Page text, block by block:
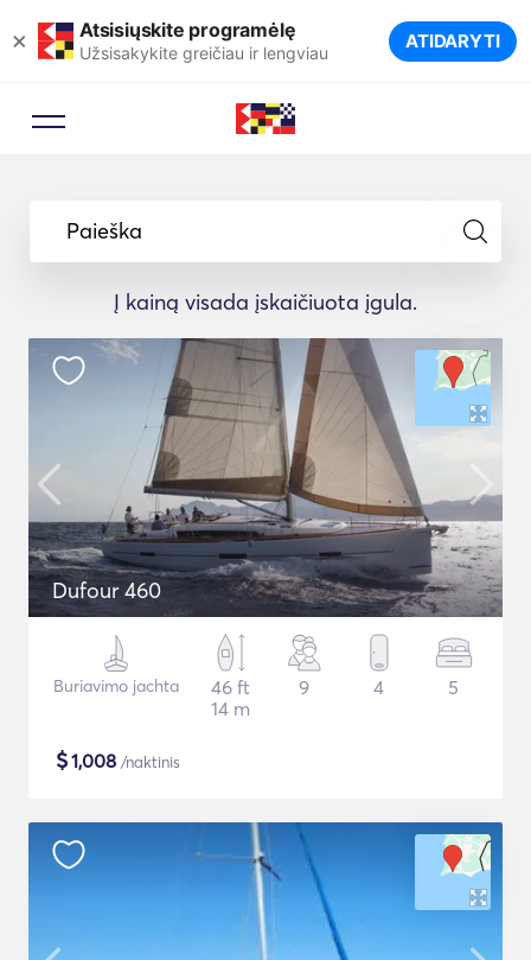
× Atsisiųskite programėlę
Užsisakykite greičiau ir lengviau ATIDARYTI
Paieška
Į kainą visada įskaičiuota įgula.
Dufour 460
Buriavimo jachta
46 ft
14 m
9 4 5
$1,008 /naktinis